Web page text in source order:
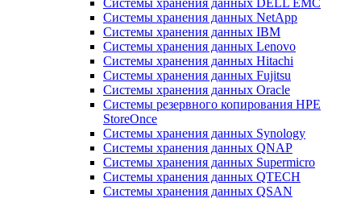
Системы хранения данных DELL EMC
Cистемы хранения данных NetApp
Системы хранения данных IBM
Системы хранения данных Lenovo
Системы хранения данных Hitachi
Системы хранения данных Fujitsu
Системы хранения данных Oracle
Системы резервного копирования HPE
StoreOnce
Системы хранения данных Synology
Системы хранения данных QNAP
Системы хранения данных Supermicro
Системы хранения данных QTECH
Системы хранения данных QSAN